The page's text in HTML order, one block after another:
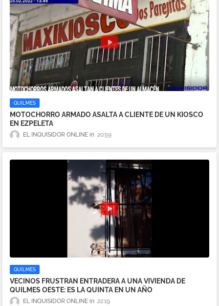
QUILMES
MOTOCHORRO ARMADO ASALTA A CLIENTE DE UN KIOSCO
EN EZPELETA
EL INQUISIDOR ONLINE 20:59
QUILMES
VECINOS FRUSTRAN ENTRADERA A UNA VIVIENDA DE
QUILMES OESTE: ES LA QUINTA EN UN AÑO
EL INQUISIDOR ONLINE 22:19